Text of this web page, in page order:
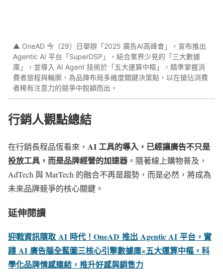
▲ OneAD 今（29）日舉辦「2025 廣告AI高峰會」，宣布推出
Agentic AI 平台「SuperDSP」，結合業界少見的「三大數據
庫」，並導入 AI Agent 技術於「五大運算中樞」，精準掌握消
費者旅程與輪廓，為品牌布局多維度關鍵決策點，以在搶佔消費
者稀有注意力的競爭中脫穎而出。
行銷人觀點總結
在行銷長程品恆看來， AI 工具的導入，已經讓廣告不只是
投放工具，而是品牌經營的加速器 。隨著線上購物普及，
AdTech 與 MarTech 的融合不再是趨勢，而是必然，將成為
未來品牌競爭的核心關鍵。
延伸閱讀
迎戰資訊隨取 AI 時代！ OneAD 推出 Agentic AI 平台，實
踐AI 廣告腦全藍圖三核心引擎數據庫×五大運算中樞，科
學化品牌情感連結，推升好感與銷售力